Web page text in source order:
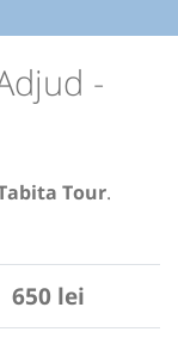
-
Tour.
650 lei